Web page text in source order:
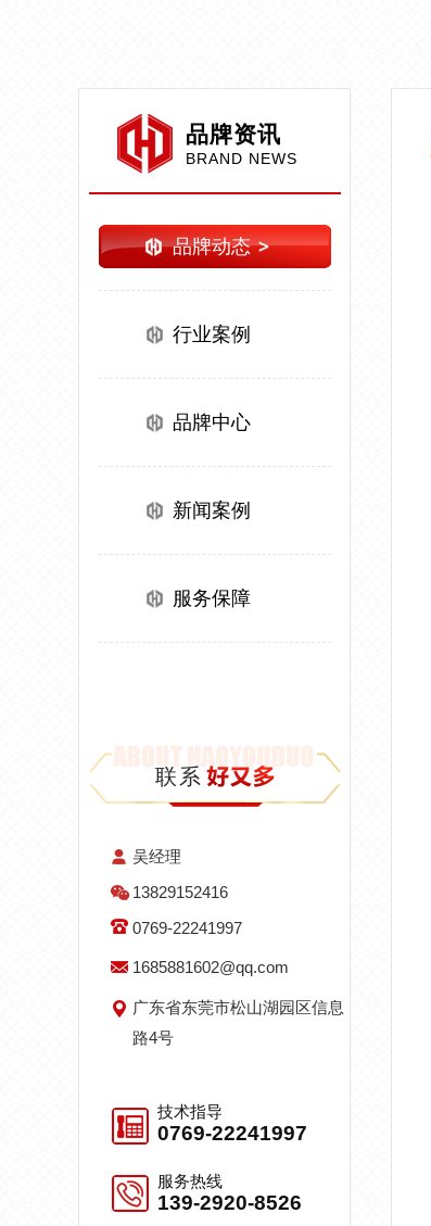
品牌资讯
BRAND NEWS
品牌动态
行业案例
品牌中心
新闻案例
服务保障
联系
吴经理
13829152416
0769-22241997
1685881602@qq.com
广东省东莞市松山湖园区信息
路4号
技术指导
0769-22241997
服务热线
139-2920-8526